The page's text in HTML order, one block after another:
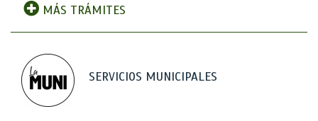
MÁS TRÁMITES
SERVICIOS MUNICIPALES